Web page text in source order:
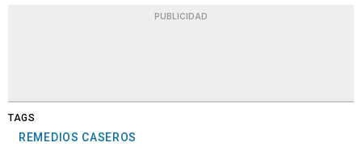
PUBLICIDAD
TAGS
REMEDIOS CASEROS